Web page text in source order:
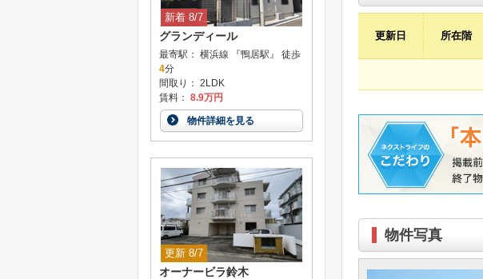
更新日 所在階
物件写真
新着 8/7
グランディール
最寄駅： 横浜線 『鴨居駅』 徒歩
4分
間取り： 2LDK
賃料： 8.9万円
物件詳細を見る
更新 8/7
オーナービラ鈴木